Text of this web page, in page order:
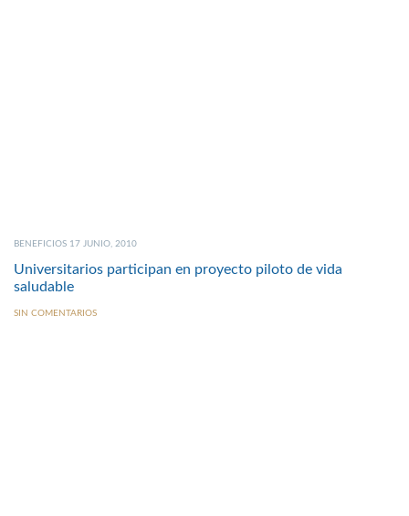
BENEFICIOS 17 JUNIO, 2010
Universitarios participan en proyecto piloto de vida
saludable
SIN COMENTARIOS